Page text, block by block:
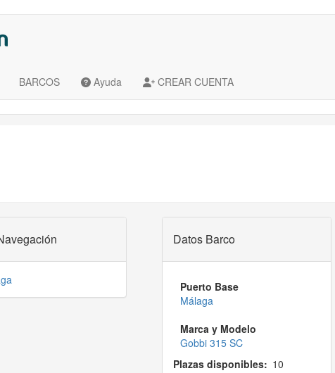
BARCOS Ayuda CREAR CUENTA
Datos Barco
Puerto Base
Málaga
Marca y Modelo
Gobbi 315 SC
Plazas disponibles
10